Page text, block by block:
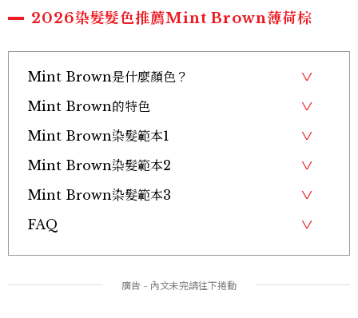
2026染髮髮色推薦Mint Brown薄荷棕
Mint Brown是什麼顏色？
Mint Brown的特色
Mint Brown染髮範本1
Mint Brown染髮範本2
Mint Brown染髮範本3
FAQ